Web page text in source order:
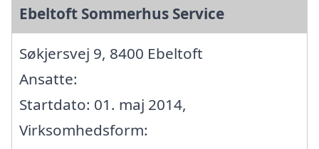
Ebeltoft Sommerhus Service
Søkjersvej 9, 8400 Ebeltoft
Ansatte:
Startdato: 01. maj 2014,
Virksomhedsform: